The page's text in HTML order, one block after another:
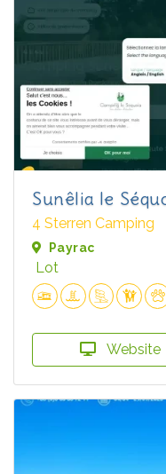
Sunêlia le
4 Sterren Camping
Payrac
Lot
Website